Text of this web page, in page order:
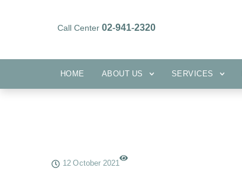
Call Center02-941-2320
HOME ABOUT US SERVICES
12 October 2021